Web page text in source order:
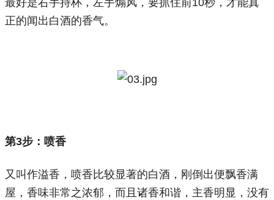
最好是右手持杯，左手煽风，要抓住前10秒，才能真
正的闻出白酒的香气。
第3步：喷香
又叫作溢香，喷香比较显著的白酒，刚倒出便飘香满
屋，香味非常之浓郁，而且诸香和谐，主香明显，没有